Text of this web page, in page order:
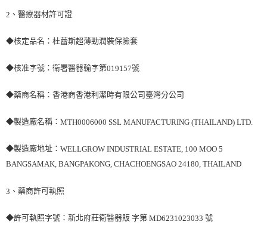
2 、醫療器材許可證
◆核定品名：杜蕾斯超薄勁潤裝保險套
◆核准字號：衛署醫器輸字第019157號
◆藥商名稱：香港商香港利潔時有限公司臺灣分公司
◆製造廠名稱： MTH0006000 SSL MANUFACTURING (THAILAND) LTD.
◆製造廠地址： WELLGROW INDUSTRIAL ESTATE, 100 MOO 5
BANGSAMAK, BANGPAKONG, CHACHOENGSAO 24180, THAILAND
3 、藥商許可執照
◆許可執照字號：新北府莊衛醫器販 字第 MD6231023033 號